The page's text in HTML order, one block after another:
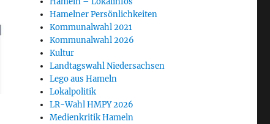
Hamelner Persönlichkeiten
Kommunalwahl 2021
Kommunalwahl 2026
Kultur
Landtagswahl Niedersachsen
Lego aus Hameln
Lokalpolitik
LR-Wahl HMPY 2026
Medienkritik Hameln